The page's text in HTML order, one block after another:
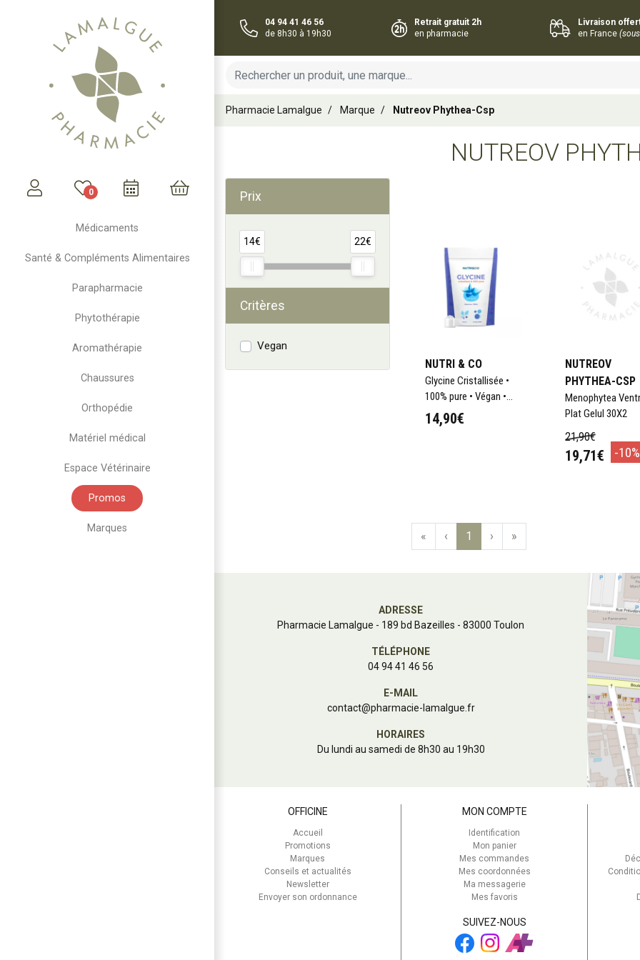
0
Médicaments
Santé & Compléments Alimentaires
Parapharmacie
Phytothérapie
Aromathérapie
Chaussures
Orthopédie
Matériel médical
Espace Vétérinaire
Promos
Marques
04 94 41 46 56
de 8h30 à 19h30
Retrait gratuit 2h
en pharmacie
Livraison
en France
Pharmacie Lamalgue Marque Nutreov Phythea-Csp
NUTREOV
Prix
14€ 22€
Critères
Vegan
NUTRI & CO
Glycine Cristallisée •
100% pure • Végan •
60 portions
14,90€
NUTREOV
PHYTHEA-CSP
Menophytea
Plat Gelul 30X2
21,90€
19,71€ -10%
« ‹ 1 › »
ADRESSE
Pharmacie Lamalgue - 189 bd Bazeilles - 83000 Toulon
TÉLÉPHONE
04 94 41 46 56
E-MAIL
contact@pharmacie-lamalgue.fr
HORAIRES
Du lundi au samedi de 8h30 au 19h30
OFFICINE
Accueil
Promotions
Marques
Conseils et actualités
Newsletter
Envoyer son ordonnance
MON COMPTE
Identification
Mon panier
Mes commandes
Mes coordonnées
Ma messagerie
Mes favoris
SUIVEZ-NOUS